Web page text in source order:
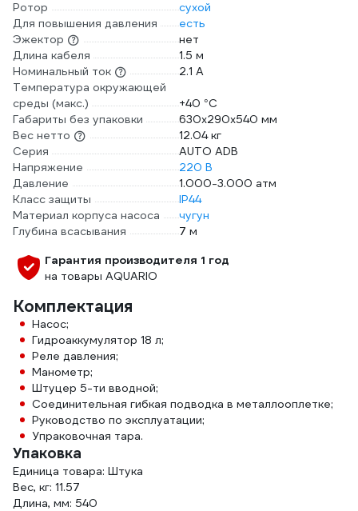
Ротор
сухой
Для повышения давления
есть
Эжектор
нет
Длина кабеля
1.5 м
Номинальный ток
2.1 А
Температура окружающей
среды (макс.)
+40 °С
Габариты без упаковки
630x290x540 мм
Вес нетто
12.04 кг
Серия
AUTO ADB
Напряжение
220 В
Давление
1.000-3.000 атм
Класс защиты
IP44
Материал корпуса насоса
чугун
Глубина всасывания
7 м
Гарантия производителя 1 год
на товары AQUARIO
Комплектация
Насос;
Гидроаккумулятор 18 л;
Реле давления;
Манометр;
Штуцер 5-ти вводной;
Соединительная гибкая подводка в металлооплетке;
Руководство по эксплуатации;
Упраковочная тара.
Упаковка
Единица товара: Штука
Вес, кг: 11.57
Длина, мм: 540